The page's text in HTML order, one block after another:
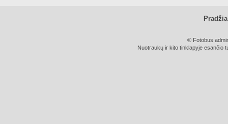
Pradžia
© Fotobus
Nuotraukų ir kito tinklapyje esančio